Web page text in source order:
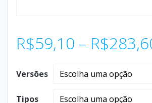
R$59,10 – R$
Versões
Tipos